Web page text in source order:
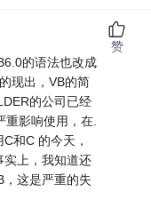
的语法也改成
现出，VB的简
的公司已经
重影响使用，在.
和C 的今天，
实上，我知道还
这是严重的失
赞